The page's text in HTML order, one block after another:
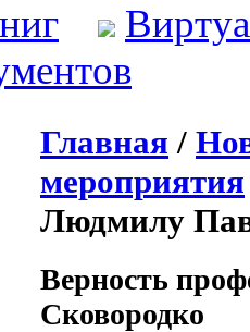
Главная /
мероприятия
Людмилу
Верность
Сковородко